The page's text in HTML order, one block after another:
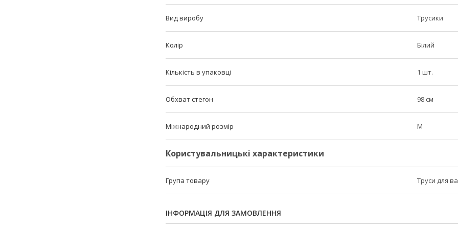
Вид виробу Трусики
Колір Білий
Кількість в упаковці 1 шт.
Обхват стегон 98 см
Міжнародний розмір M
Користувальницькі характеристики
Група товару Труси для
ІНФОРМАЦІЯ ДЛЯ ЗАМОВЛЕННЯ